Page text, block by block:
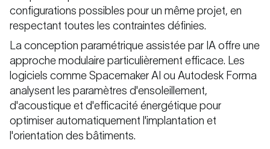
configurations possibles pour un même projet, en
respectant toutes les contraintes définies.
La conception paramétrique assistée par IA offre une
approche modulaire particulièrement efficace. Les
logiciels comme Spacemaker AI ou Autodesk Forma
analysent les paramètres d'ensoleillement,
d'acoustique et d'efficacité énergétique pour
optimiser automatiquement l'implantation et
l'orientation des bâtiments.